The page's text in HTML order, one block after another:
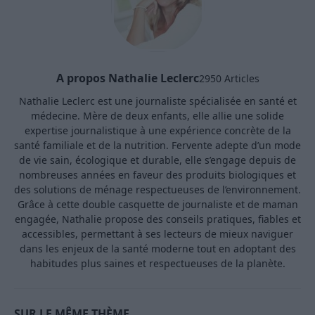
A propos Nathalie Leclerc2950 Articles
Nathalie Leclerc est une journaliste spécialisée en santé et
médecine. Mère de deux enfants, elle allie une solide
expertise journalistique à une expérience concrète de la
santé familiale et de la nutrition. Fervente adepte d’un mode
de vie sain, écologique et durable, elle s’engage depuis de
nombreuses années en faveur des produits biologiques et
des solutions de ménage respectueuses de l’environnement.
Grâce à cette double casquette de journaliste et de maman
engagée, Nathalie propose des conseils pratiques, fiables et
accessibles, permettant à ses lecteurs de mieux naviguer
dans les enjeux de la santé moderne tout en adoptant des
habitudes plus saines et respectueuses de la planète.